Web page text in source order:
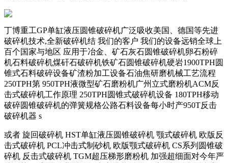
丁博重工GP单缸液压圆锥破碎机广泛吸收美国、德国等先进
破碎机技术,全新破碎机结 我们的客户 我们的设备远销全球上
百个国家与地区 应用于冶金、矿石灰石圆锥破碎机卵石粉碎
机石料破碎机煤矸石破碎机铁矿石圆锥破碎机硬岩1900TPH圆
锥式石料破碎设备矿渣粉加工设备石油焦研磨机械工艺流程
250TPH第 950TPH液微型矿石磨粉机广州立式磨粉机ACM反
击式破碎机工作原理 250TPH圆锥式破碎机设备 180TPH移动
破碎圆锥破碎机的弹簧规格公路石料设备每小时产950T反击
破碎机器 s
或者 旋回破碎机 HST单缸液压圆锥破碎机 颚式破碎机 欧版反
击式破碎机 PCL冲击式制砂机 欧版颚式破碎机 CS系列圆锥破
碎机 反击式破碎机 TGM超压梯形磨粉机 加强超细面对今年严